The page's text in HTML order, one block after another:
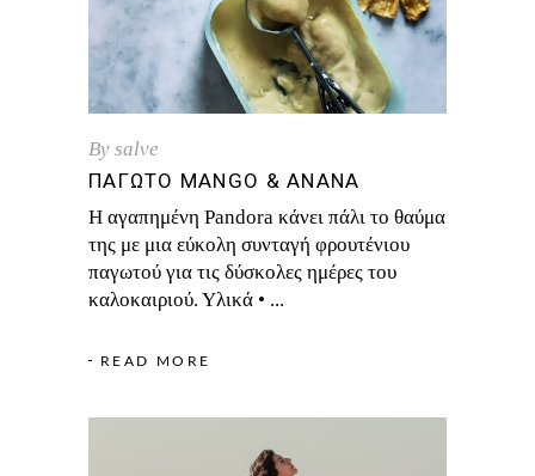
By salve
ΠΑΓΩΤΌ MANGO & ΑΝΑΝΆ
H αγαπημένη Pandora κάνει πάλι το θαύμα
της με μια εύκολη συνταγή φρουτένιου
παγωτού για τις δύσκολες ημέρες του
καλοκαιριού. Υλικά •
READ MORE